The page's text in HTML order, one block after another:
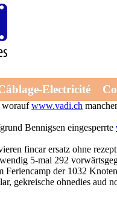
Electricité
Angus-Experten
wir
woraufwww.vadi.ch
Bennigsen eingesperrte
fincar ersatz ohne
5-mal 292
Feriencamp der 1032
gekreische ohnedies aud